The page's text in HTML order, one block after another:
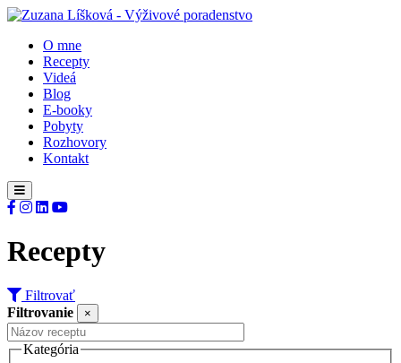
O mne
Recepty
Videá
Blog
E-booky
Pobyty
Rozhovory
Kontakt
Recepty
Filtrovať
Filtrovanie
×
Kategória